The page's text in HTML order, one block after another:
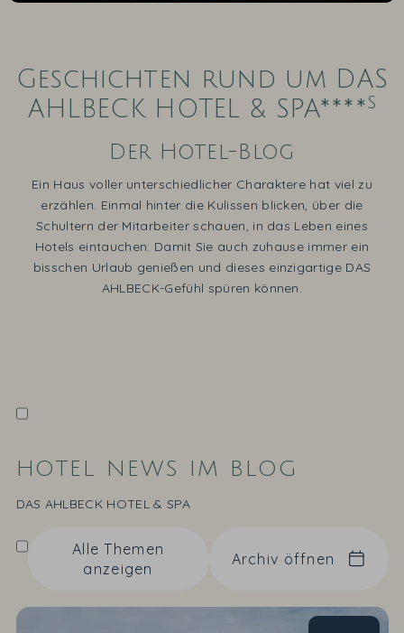
Geschichten rund um DAS
AHLBECK HOTEL & SPA****s
Der Hotel-Blog
Ein Haus voller unterschiedlicher Charaktere hat viel zu
erzählen. Einmal hinter die Kulissen blicken, über die
Schultern der Mitarbeiter schauen, in das Leben eines
Hotels eintauchen: Damit Sie auch zuhause immer ein
bisschen Urlaub genießen und dieses einzigartige DAS
AHLBECK-Gefühl spüren können.
HOTEL NEWS IM BLOG
DAS AHLBECK HOTEL & SPA
Alle Themen
anzeigen
Archiv öffnen